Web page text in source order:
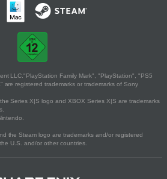
LLC."PlayStation Family Mark", "PlayStation", "PS5
registered trademarks or trademarks of Sony
Series X|S logo and XBOX Series X|S are trademarks
the Steam logo are trademarks and/or registered
U.S. and/or other countries.